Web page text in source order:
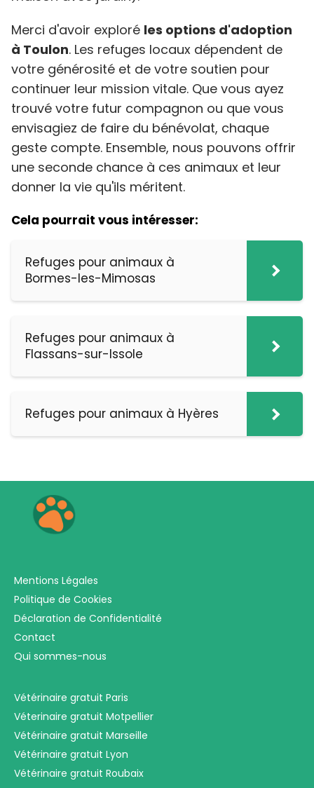
Merci d'avoir exploré les options d'adoption
à Toulon. Les refuges locaux dépendent de
votre générosité et de votre soutien pour
continuer leur mission vitale. Que vous ayez
trouvé votre futur compagnon ou que vous
envisagiez de faire du bénévolat, chaque
geste compte. Ensemble, nous pouvons offrir
une seconde chance à ces animaux et leur
donner la vie qu'ils méritent.
Cela pourrait vous intéresser:
Refuges pour animaux à
Bormes-les-Mimosas
Refuges pour animaux à
Flassans-sur-Issole
Refuges pour animaux à Hyères
Mentions Légales
Politique de Cookies
Déclaration de Confidentialité
Contact
Qui sommes-nous
Vétérinaire gratuit Paris
Véterinaire gratuit Motpellier
Vétérinaire gratuit Marseille
Vétérinaire gratuit Lyon
Vétérinaire gratuit Roubaix